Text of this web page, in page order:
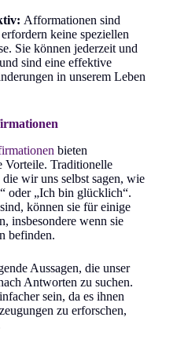
Afformationen sind
keine speziellen
Sie können jederzeit und
sind eine effektive
in unserem Leben
bieten
Vorteile. Traditionelle
wir uns selbst sagen, wie
oder „Ich bin glücklich“.
können sie für einige
insbesondere wenn sie
befinden.
Aussagen, die unser
Antworten zu suchen.
sein, da es ihnen
zu erforschen,